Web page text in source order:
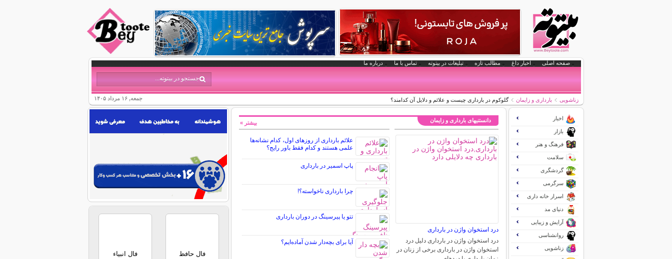
صفحه اصلی اخبار داغ مطالب تازه تبلیغات در بیتوته تماس با ما درباره ما
جمعه, ۱۶ مرداد ۱۴۰۵ زناشویی بارداری و زایمان گلوکوم در بارداری چیست و علائم و دلایل آن کدامند؟
دانستنیهای بارداری و زایمان
درد استخوان واژن در بارداری
درد استخوان واژن در بارداری دلیل درد
استخوان واژن در بارداری برخی از زنان در
علائم بارداری از روزهای اول، کدام نشانه‌ها
علمی هستند و کدام فقط باور رایج؟
پاپ اسمیر در بارداری
چرا بارداری ناخواسته؟!
تتو یا پیرسینگ در دوران بارداری
آیا برای بچه‌دار شدن آماده‌ایم؟
بیشتر »
اخبار
بازار
فرهنگ و هنر
سلامت
گردشگری
سرگرمی
اسرار خانه داری
دنیای مد
آرایش و زیبایی
روانشناسی
زناشویی
فال حافظ فال انبیاء